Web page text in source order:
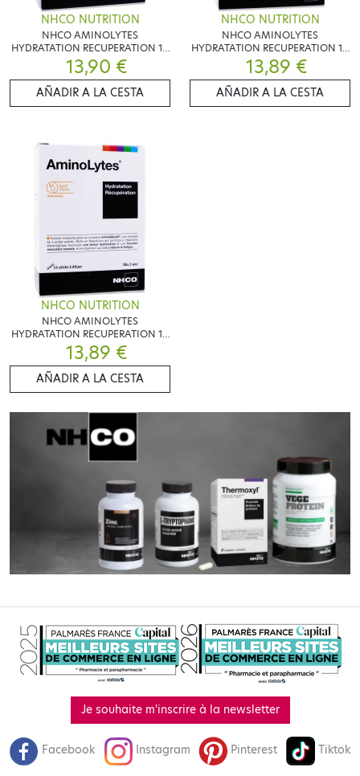
NHCO NUTRITION
NHCO AMINOLYTES
HYDRATATION RECUPERATION 14
STICKS GOUT PECHE
13,90 €
AÑADIR A LA CESTA
NHCO NUTRITION
NHCO AMINOLYTES
HYDRATATION RECUPERATION 14
STICKS GOUT NEUTRE
13,89 €
AÑADIR A LA CESTA
NHCO NUTRITION
NHCO AMINOLYTES
HYDRATATION RECUPERATION 14
STICKS GOUT CITRON
13,89 €
AÑADIR A LA CESTA
Je souhaite m'inscrire à la newsletter
Facebook Instagram Pinterest Tiktok